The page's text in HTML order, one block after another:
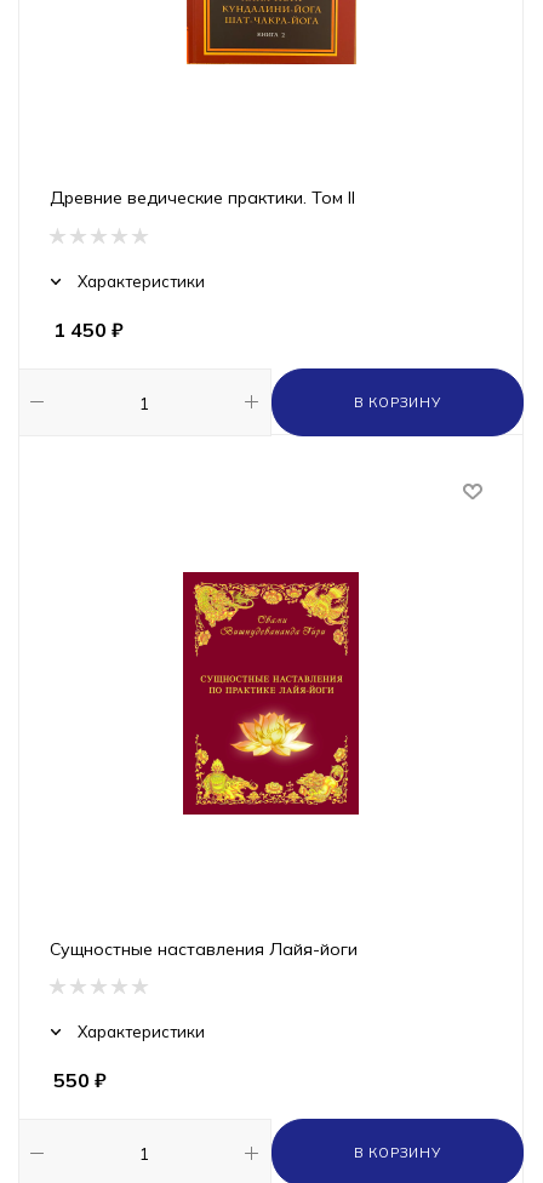
Древние ведические практики. Том II
Характеристики
1 450 ₽
В КОРЗИНУ
Сущностные наставления Лайя-йоги
Характеристики
550 ₽
В КОРЗИНУ